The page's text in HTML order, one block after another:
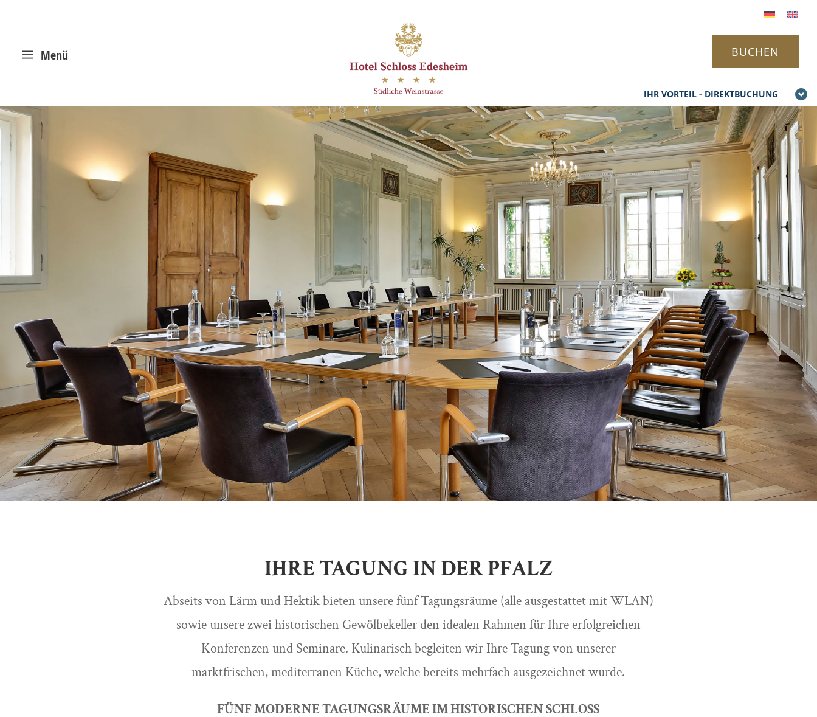
IHR VORTEIL - DIREKTBUCHUNG
a Menü BUCHEN
IHRE TAGUNG IN DER PFALZ
Abseits von Lärm und Hektik bieten unsere fünf Tagungsräume (alle ausgestattet mit WLAN)
sowie unsere zwei historischen Gewölbekeller den idealen Rahmen für Ihre erfolgreichen
Konferenzen und Seminare. Kulinarisch begleiten wir Ihre Tagung von unserer
marktfrischen, mediterranen Küche, welche bereits mehrfach ausgezeichnet wurde.
FÜNF MODERNE TAGUNGSRÄUME IM HISTORISCHEN SCHLOSS